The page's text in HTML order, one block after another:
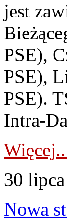
jest
PSE),
PSE),
PSE).
Intra-
30
Nowa